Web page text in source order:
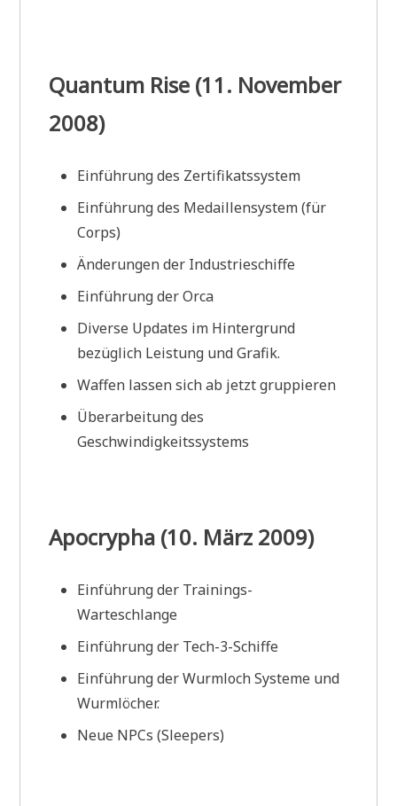
Quantum Rise (11. November
2008)
Einführung des Zertifikatssystem
Einführung des Medaillensystem (für
Corps)
Änderungen der Industrieschiffe
Einführung der Orca
Diverse Updates im Hintergrund
bezüglich Leistung und Grafik.
Waffen lassen sich ab jetzt gruppieren
Überarbeitung des
Geschwindigkeitssystems
Apocrypha (10. März 2009)
Einführung der Trainings-
Warteschlange
Einführung der Tech-3-Schiffe
Einführung der Wurmloch Systeme und
Wurmlöcher.
Neue NPCs (Sleepers)